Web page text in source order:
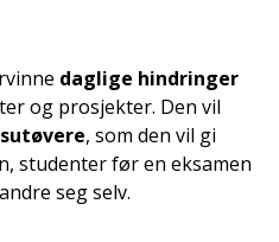
daglige hindringer
og prosjekter. Den vil
, som den vil gi
studenter før en eksamen
seg selv.